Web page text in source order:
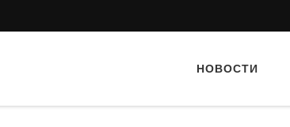
НОВОСТИ